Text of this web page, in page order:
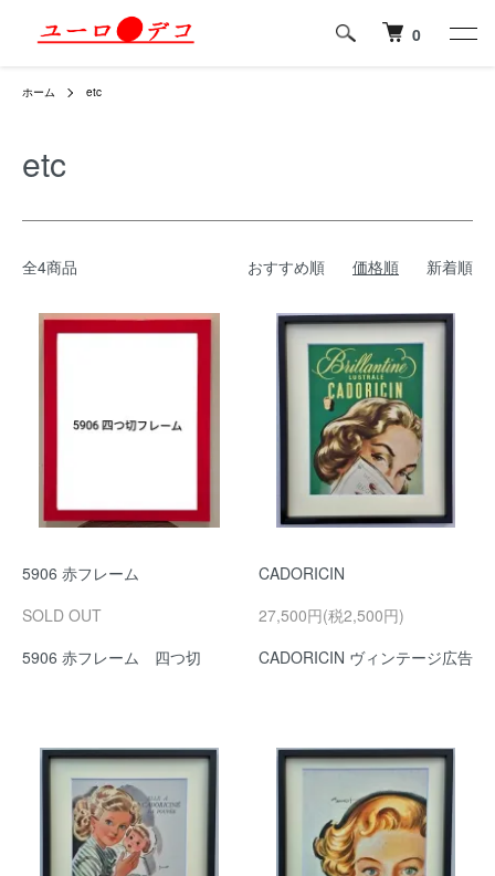
0
ホーム etc
etc
全4商品 おすすめ順 価格順 新着順
5906 赤フレーム
SOLD OUT
5906 赤フレーム 四つ切
CADORICIN
27,500円(税2,500円)
CADORICIN ヴィンテージ広告